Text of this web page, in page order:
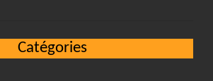
Catégories